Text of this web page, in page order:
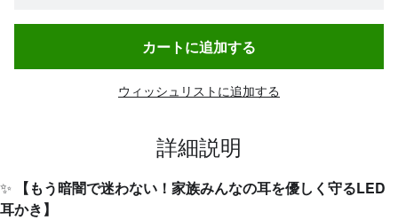
カートに追加する
ウィッシュリストに追加する
詳細説明
✨
【もう暗闇で迷わない！家族みんなの耳を優しく守るLED
耳かき】